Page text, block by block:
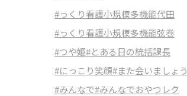
#っくり看護小規模多機能代田
#っくり看護小規模多機能弦巻
#つや姫#とある日の統括課長
#にっこり笑顔#また会いましょう
#みんなで#みんなでおやつレク